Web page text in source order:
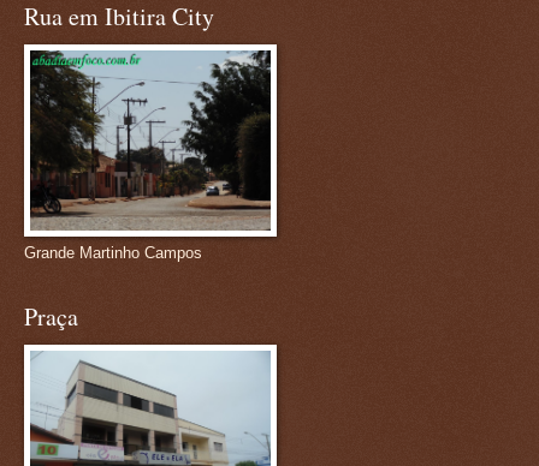
Rua em Ibitira City
Grande Martinho Campos
Praça